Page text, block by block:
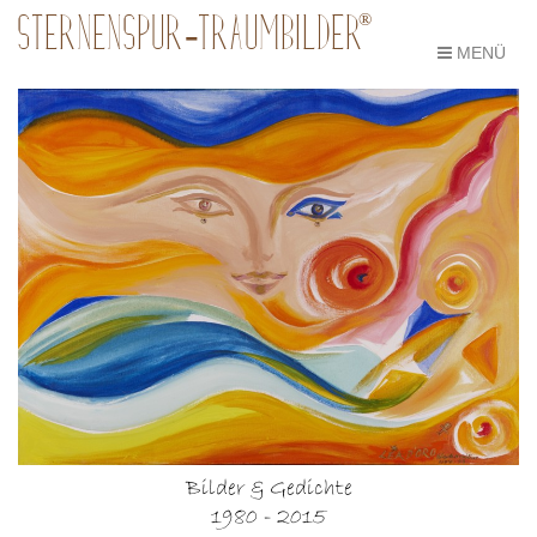
STERNENSPUR-TRAUMBILDER®
MENÜ
Bilder & Gedichte
1980 - 2015